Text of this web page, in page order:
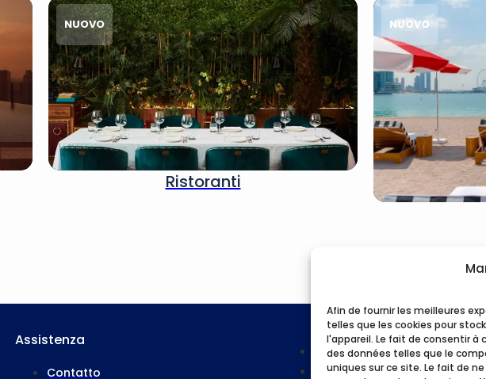
Afin de fournir les meilleures
telles que les cookies pour
l'appareil. Le fait de consentir
des données telles que le
uniques sur ce site. Le fait de
Ristoranti
NUOVO NUOVO
Assistenza
Contatto
Casa
Le nostre attività